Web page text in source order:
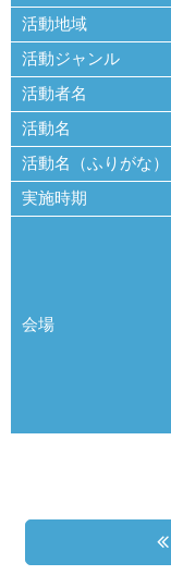
活動地域
活動ジャンル
活動者名
活動名
活動名（ふりがな）
実施時期
会場